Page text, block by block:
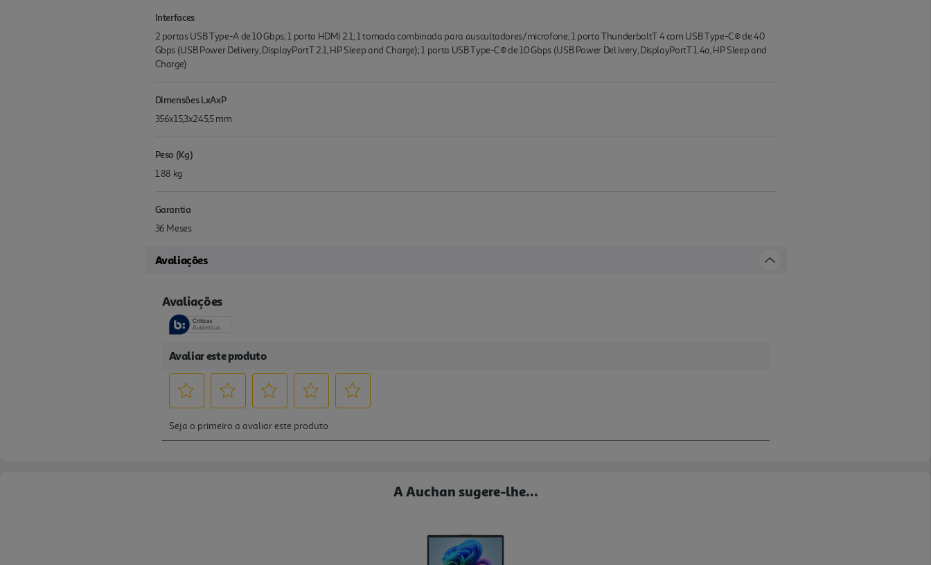
Interfaces
2 portas USB Type-A de 10 Gbps; 1 porta HDMI 2.1; 1 tomada combinada para auscultadores/microfone; 1 porta ThunderboltT 4 com USB Type-C® de 40
Gbps (USB Power Delivery, DisplayPortT 2.1, HP Sleep and Charge); 1 porta USB Type-C® de 10 Gbps (USB Power Del ivery, DisplayPortT 1.4a, HP Sleep and
Charge)
Dimensões LxAxP
356x15,3x245,5 mm
Peso (Kg)
1.88 kg
Garantia
36 Meses
Avaliações
A Auchan sugere-lhe...